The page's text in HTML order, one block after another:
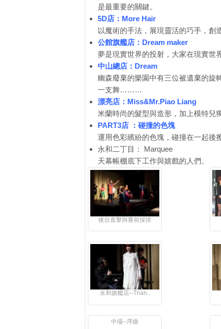
是最重要的關鍵。
5D店：More Hair
以魔術的手法，展現靈活的巧手，創
公館旗艦店：Dream maker
夢是現實世界的投射，大家在現實世
中山總店：Dream
幽森廢棄的樂園中有三位被遺棄的旋
一支舞………
漂亮店：Miss&Mr.Piao Liang
米蘭時尚的髮型與造形，加上模特兒
PART3店 ：碰撞的色塊
運用色彩繽紛的色塊，碰撞在一起後
永和二丁目： Marquee
天幕帳棚底下工作與嬉戲的人們。
後台直擊與賽前採排
永和旗艦店--Trian..
中場--序曲